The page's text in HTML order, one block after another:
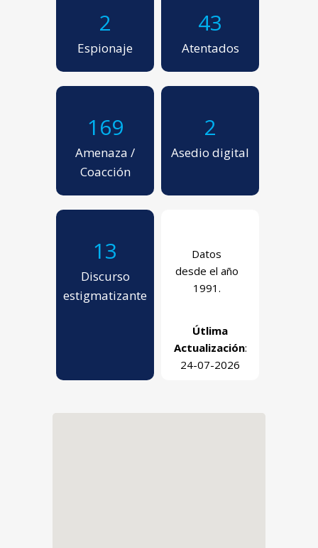
2
Espionaje
43
Atentados
169
Amenaza /
Coacción
2
Asedio digital
13
Discurso
estigmatizante
Datos
desde el año
1991.
Útlima
Actualización:
24-07-2026